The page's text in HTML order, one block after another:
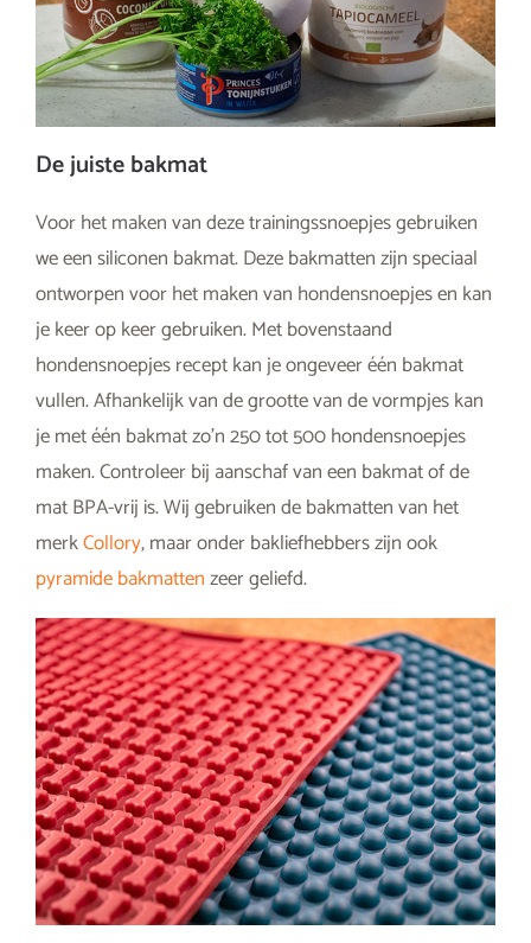
De juiste bakmat
Voor het maken van deze trainingssnoepjes gebruiken
we een siliconen bakmat. Deze bakmatten zijn speciaal
ontworpen voor het maken van hondensnoepjes en kan
je keer op keer gebruiken. Met bovenstaand
hondensnoepjes recept kan je ongeveer één bakmat
vullen. Afhankelijk van de grootte van de vormpjes kan
je met één bakmat zo’n 250 tot 500 hondensnoepjes
maken. Controleer bij aanschaf van een bakmat of de
mat BPA-vrij is. Wij gebruiken de bakmatten van het
merkCollory, maar onder bakliefhebbers zijn ook
pyramide bakmattenzeer geliefd.